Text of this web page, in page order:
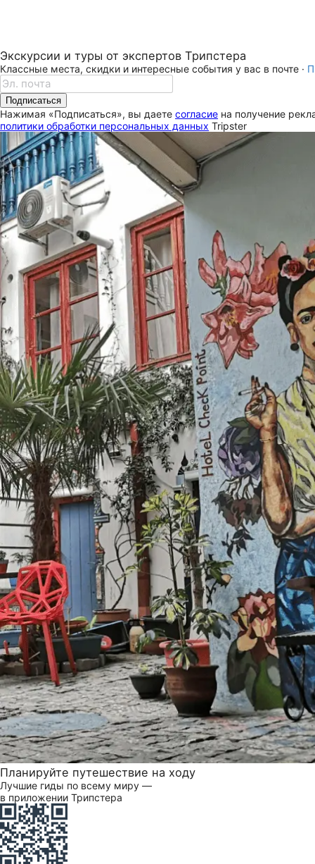
Экскурсии и туры от экспертов Трипстера
Классные места, скидки и интересные события у вас в почте ·
Подписаться
Нажимая «Подписаться», вы даете согласие на получение
политики обработки персональных данных Tripster
Планируйте путешествие на ходу
Лучшие гиды по всему миру —
в приложении Трипстера